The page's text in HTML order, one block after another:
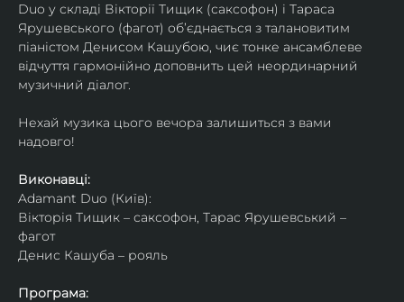
Duo у складі Вікторії Тищик (саксофон) і Тараса
Ярушевського (фагот) об’єднається з талановитим
піаністом Денисом Кашубою, чиє тонке ансамблеве
відчуття гармонійно доповнить цей неординарний
музичний діалог.
Нехай музика цього вечора залишиться з вами
надовго!
Виконавці:
Adamant Duo (Київ):
Вікторія Тищик – саксофон, Тарас Ярушевський –
фагот
Денис Кашуба – рояль
Програма: